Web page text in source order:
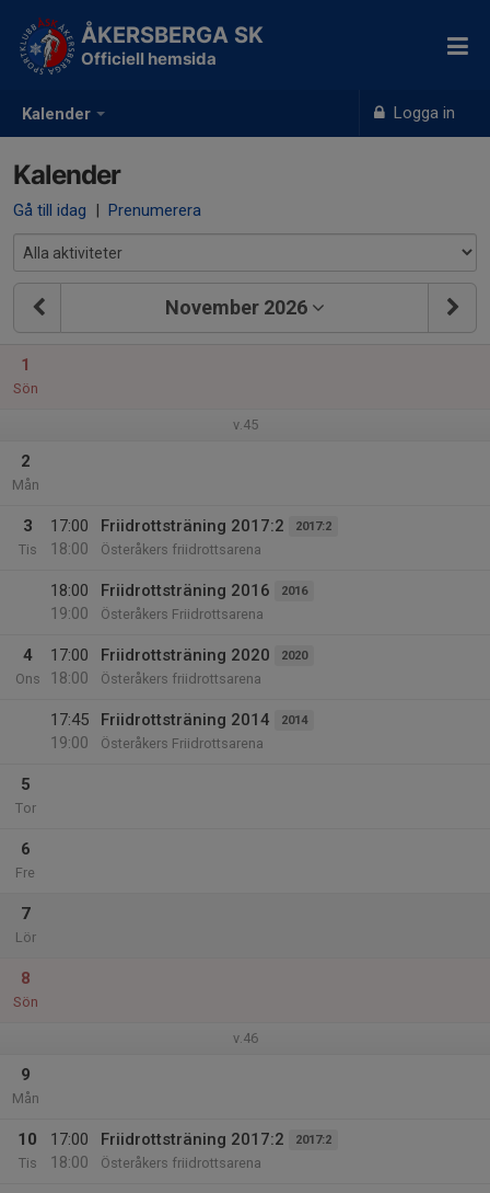
Kalender Logga in
ÅKERSBERGA SK
Officiell hemsida
Kalender
Gå till idag | Prenumerera
November 2026
1
Sön
v.45
2
Mån
3
Tis
17:00
18:00
Friidrottsträning 2017:2 2017:2
Österåkers friidrottsarena
18:00
19:00
Friidrottsträning 2016 2016
Österåkers Friidrottsarena
4
Ons
17:00
18:00
Friidrottsträning 2020 2020
Österåkers friidrottsarena
17:45
19:00
Friidrottsträning 2014 2014
Österåkers Friidrottsarena
5
Tor
6
Fre
7
Lör
8
Sön
v.46
9
Mån
10
Tis
17:00
18:00
Friidrottsträning 2017:2 2017:2
Österåkers friidrottsarena